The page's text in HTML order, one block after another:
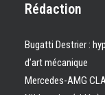
Rédaction
Bugatti Destrier :
d’art mécanique
Mercedes-AMG